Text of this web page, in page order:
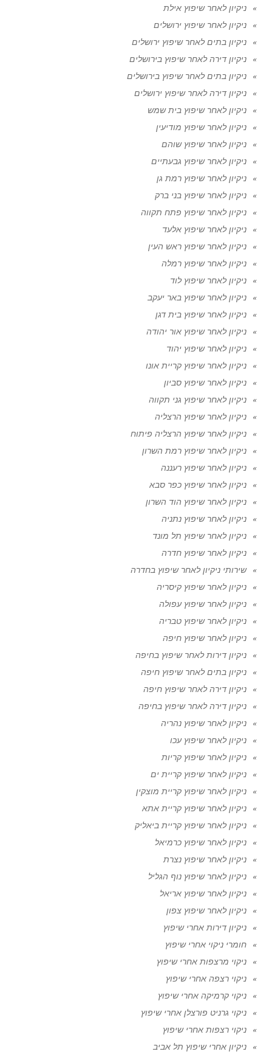
ניקיון לאחר שיפוץ אילת
ניקיון לאחר שיפוץ ירושלים
ניקיון בתים לאחר שיפוץ ירושלים
ניקיון דירה לאחר שיפוץ בירושלים
ניקיון בתים לאחר שיפוץ בירושלים
ניקיון דירה לאחר שיפוץ ירושלים
ניקיון לאחר שיפוץ בית שמש
ניקיון לאחר שיפוץ מודיעין
ניקיון לאחר שיפוץ שוהם
ניקיון לאחר שיפוץ גבעתיים
ניקיון לאחר שיפוץ רמת גן
ניקיון לאחר שיפוץ בני ברק
ניקיון לאחר שיפוץ פתח תקווה
ניקיון לאחר שיפוץ אלעד
ניקיון לאחר שיפוץ ראש העין
ניקיון לאחר שיפוץ רמלה
ניקיון לאחר שיפוץ לוד
ניקיון לאחר שיפוץ באר יעקב
ניקיון לאחר שיפוץ בית דגן
ניקיון לאחר שיפוץ אור יהודה
ניקיון לאחר שיפוץ יהוד
ניקיון לאחר שיפוץ קריית אונו
ניקיון לאחר שיפוץ סביון
ניקיון לאחר שיפוץ גני תקווה
ניקיון לאחר שיפוץ הרצליה
ניקיון לאחר שיפוץ הרצליה פיתוח
ניקיון לאחר שיפוץ רמת השרון
ניקיון לאחר שיפוץ רעננה
ניקיון לאחר שיפוץ כפר סבא
ניקיון לאחר שיפוץ הוד השרון
ניקיון לאחר שיפוץ נתניה
ניקיון לאחר שיפוץ תל מונד
ניקיון לאחר שיפוץ חדרה
שירותי ניקיון לאחר שיפוץ בחדרה
ניקיון לאחר שיפוץ קיסריה
ניקיון לאחר שיפוץ עפולה
ניקיון לאחר שיפוץ טבריה
ניקיון לאחר שיפוץ חיפה
ניקיון דירות לאחר שיפוץ בחיפה
ניקיון בתים לאחר שיפוץ חיפה
ניקיון דירה לאחר שיפוץ חיפה
ניקיון דירה לאחר שיפוץ בחיפה
ניקיון לאחר שיפוץ נהריה
ניקיון לאחר שיפוץ עכו
ניקיון לאחר שיפוץ קריות
ניקיון לאחר שיפוץ קריית ים
ניקיון לאחר שיפוץ קריית מוצקין
ניקיון לאחר שיפוץ קריית אתא
ניקיון לאחר שיפוץ קריית ביאליק
ניקיון לאחר שיפוץ כרמיאל
ניקיון לאחר שיפוץ נצרת
ניקיון לאחר שיפוץ נוף הגליל
ניקיון לאחר שיפוץ אריאל
ניקיון לאחר שיפוץ צפון
ניקיון דירות אחרי שיפוץ
חומרי ניקוי אחרי שיפוץ
ניקוי מרצפות אחרי שיפוץ
ניקוי רצפה אחרי שיפוץ
ניקוי קרמיקה אחרי שיפוץ
ניקוי גרניט פורצלן אחרי שיפוץ
ניקוי רצפות אחרי שיפוץ
ניקיון אחרי שיפוץ תל אביב